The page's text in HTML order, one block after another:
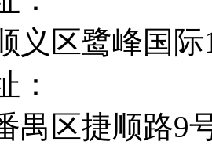
义区鹭峰国际
：
禺区捷顺路9